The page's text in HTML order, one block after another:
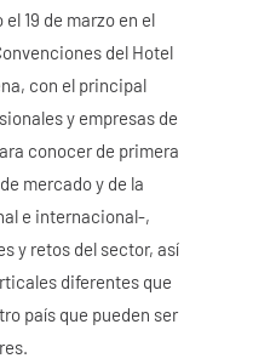
19 de marzo en el
del Hotel
con el principal
y empresas de
conocer de primera
mercado y de la
e internacional-,
y retos del sector, así
diferentes que
país que pueden ser